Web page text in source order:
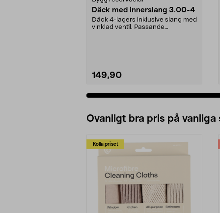
Däck med innerslang 3.00-4
Däck 4-lagers inklusive slang med
vinklad ventil. Passande
149,90
Ovanligt bra pris på vanliga
Kolla priset